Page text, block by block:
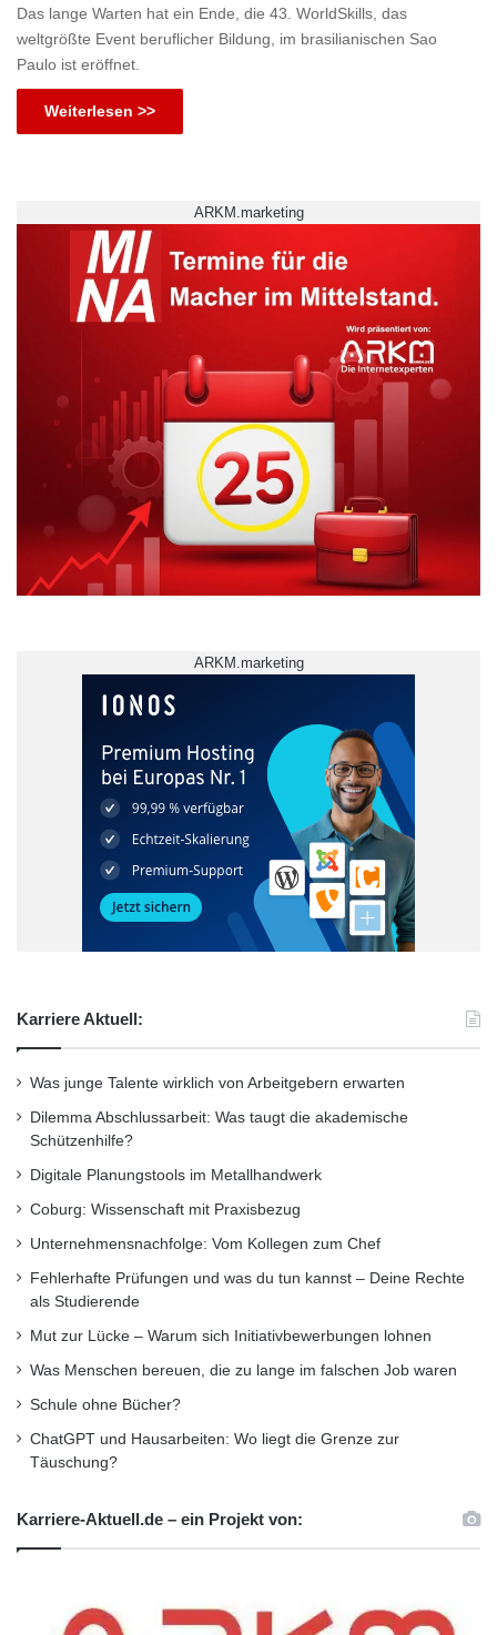
Das lange Warten hat ein Ende, die 43. WorldSkills, das
weltgrößte Event beruflicher Bildung, im brasilianischen Sao
Paulo ist eröffnet.
Weiterlesen >>
ARKM.marketing
ARKM.marketing
Karriere Aktuell:
Was junge Talente wirklich von Arbeitgebern erwarten
Dilemma Abschlussarbeit: Was taugt die akademische
Schützenhilfe?
Digitale Planungstools im Metallhandwerk
Coburg: Wissenschaft mit Praxisbezug
Unternehmensnachfolge: Vom Kollegen zum Chef
Fehlerhafte Prüfungen und was du tun kannst – Deine Rechte
als Studierende
Mut zur Lücke – Warum sich Initiativbewerbungen lohnen
Was Menschen bereuen, die zu lange im falschen Job waren
Schule ohne Bücher?
ChatGPT und Hausarbeiten: Wo liegt die Grenze zur
Täuschung?
Karriere-Aktuell.de – ein Projekt von: